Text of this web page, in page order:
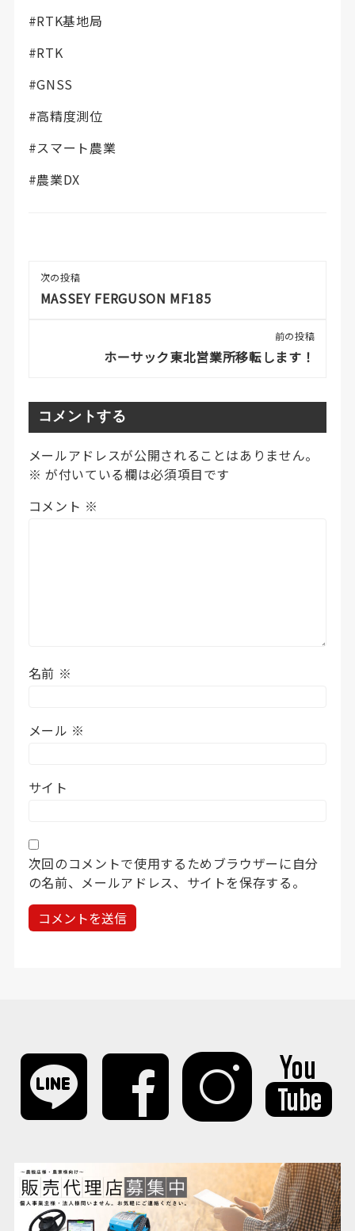
#RTK基地局
#RTK
#GNSS
#高精度測位
#スマート農業
#農業DX
次の投稿
MASSEY FERGUSON MF185
前の投稿
ホーサック東北営業所移転します！
コメントする
メールアドレスが公開されることはありません。
※ が付いている欄は必須項目です
コメント ※
名前 ※
メール ※
サイト
次回のコメントで使用するためブラウザーに自分
の名前、メールアドレス、サイトを保存する。